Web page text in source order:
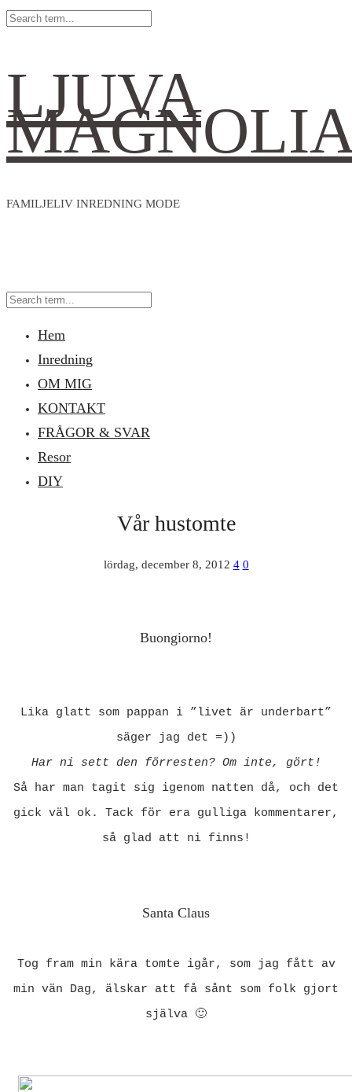
LJUVA
FAMILJELIV INREDNING MODE
Hem
Inredning
OM MIG
KONTAKT
FRÅGOR & SVAR
Resor
DIY
Vår hustomte
lördag, december 8, 2012 4 0
Buongiorno!
Lika glatt som pappan i ”livet är underbart”
säger jag det =))
Har ni sett den förresten? Om inte, gört!
Så har man tagit sig igenom natten då, och det
gick väl ok. Tack för era gulliga kommentarer,
så glad att ni finns!
Santa Claus
Tog fram min kära tomte igår, som jag fått av
min vän Dag, älskar att få sånt som folk gjort
själva 🙂